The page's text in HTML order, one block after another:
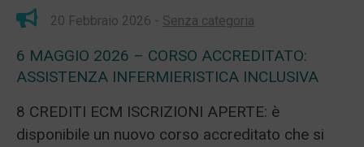
20 Febbraio 2026 - Senza categoria
6 MAGGIO 2026 – CORSO ACCREDITATO:
ASSISTENZA INFERMIERISTICA INCLUSIVA
8 CREDITI ECM ISCRIZIONI APERTE: è
disponibile un nuovo corso accreditato che si